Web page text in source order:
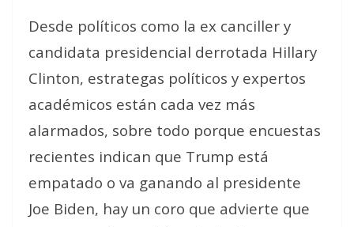
Desde políticos como la ex canciller y
candidata presidencial derrotada Hillary
Clinton, estrategas políticos y expertos
académicos están cada vez más
alarmados, sobre todo porque encuestas
recientes indican que Trump está
empatado o va ganando al presidente
Joe Biden, hay un coro que advierte que